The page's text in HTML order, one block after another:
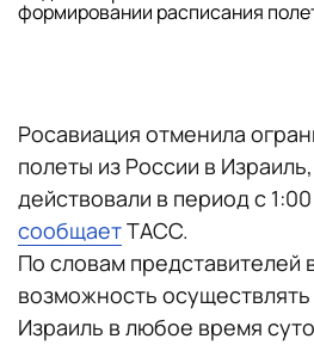
формировании расписания
Росавиация отменила
полеты из России в
действовали в период с
сообщаетТАСС.
По словам представителей
возможность
Израиль в любое время